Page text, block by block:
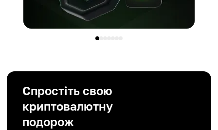
Спростіть свою
криптовалютну
подорож